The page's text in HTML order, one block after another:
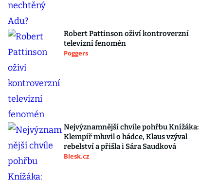
Robert Pattinson oživí kontroverzní
televizní fenomén
Poggers
Nejvýznamnější chvíle pohřbu Knížáka:
Klempíř mluvil o hádce, Klaus vzýval
rebelství a přišla i Sára Saudková
Blesk.cz